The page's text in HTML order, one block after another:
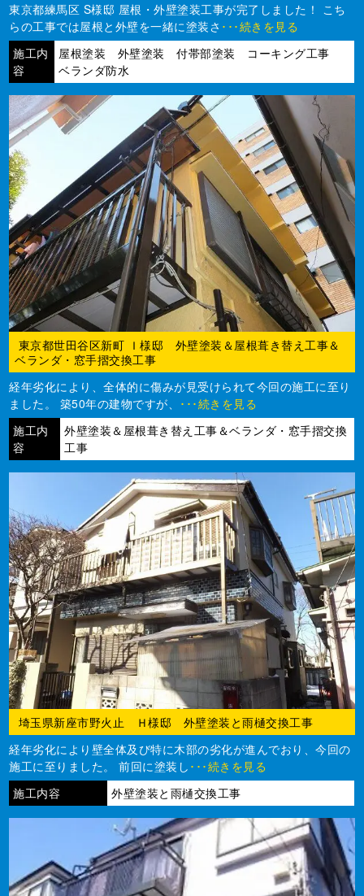
東京都練馬区 S様邸 屋根・外壁塗装工事が完了しました！ こち
らの工事では屋根と外壁を一緒に塗装さ ･･･続きを見る
施工内
容
屋根塗装 外壁塗装 付帯部塗装 コーキング工事
ベランダ防水
東京都世田谷区新町 Ｉ様邸 外壁塗装＆屋根葺き替え工事＆
ベランダ・窓手摺交換工事
経年劣化により、全体的に傷みが見受けられて今回の施工に至り
ました。 築50年の建物ですが、 ･･･続きを見る
施工内
容
外壁塗装＆屋根葺き替え工事＆ベランダ・窓手摺交換
工事
埼玉県新座市野火止 Ｈ様邸 外壁塗装と雨樋交換工事
経年劣化により壁全体及び特に木部の劣化が進んでおり、今回の
施工に至りました。 前回に塗装し ･･･続きを見る
施工内容
外壁塗装と雨樋交換工事